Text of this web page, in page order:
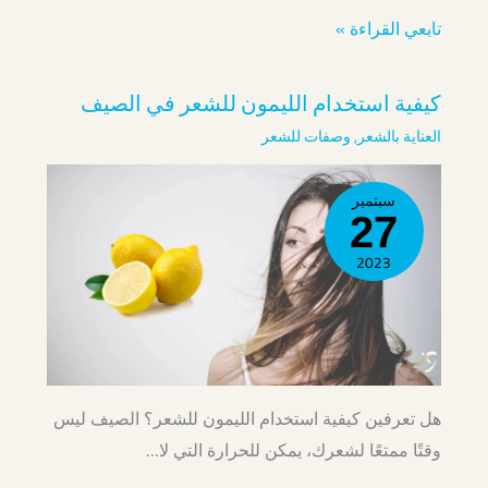
تابعي القراءة »
كيفية استخدام الليمون للشعر في الصيف
العناية بالشعر,وصفات للشعر
سبتمبر
27
2023
هل تعرفين كيفية استخدام الليمون للشعر؟ الصيف ليس
وقتًا ممتعًا لشعرك، يمكن للحرارة التي لا…